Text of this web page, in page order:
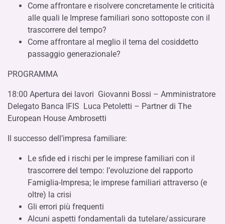
Come affrontare e risolvere concretamente le criticità
alle quali le Imprese familiari sono sottoposte con il
trascorrere del tempo?
Come affrontare al meglio il tema del cosiddetto
passaggio generazionale?
PROGRAMMA
18:00 Apertura dei lavori Giovanni Bossi – Amministratore
Delegato Banca IFIS Luca Petoletti – Partner di The
European House Ambrosetti
Il successo dell’impresa familiare:
Le sfide ed i rischi per le imprese familiari con il
trascorrere del tempo: l’evoluzione del rapporto
Famiglia-Impresa; le imprese familiari attraverso (e
oltre) la crisi
Gli errori più frequenti
Alcuni aspetti fondamentali da tutelare/assicurare